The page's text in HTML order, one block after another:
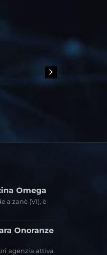
Omega
a zanè (VI), è
Onoranze
agenzia attiva